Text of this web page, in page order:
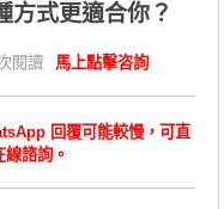
方式更適合你？
閱讀 馬上點擊咨詢
回覆可能較慢，可直
諮詢。